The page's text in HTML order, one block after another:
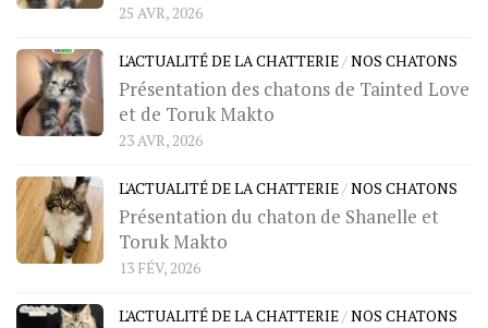
25 AVR, 2026
L'ACTUALITÉ DE LA CHATTERIE/NOS CHATONS
Présentation des chatons de Tainted Love
et de Toruk Makto
23 AVR, 2026
L'ACTUALITÉ DE LA CHATTERIE/NOS CHATONS
Présentation du chaton de Shanelle et
Toruk Makto
13 FÉV, 2026
L'ACTUALITÉ DE LA CHATTERIE/NOS CHATONS